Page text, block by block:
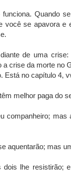
Quando
você se apavora e
de uma
crise da morte no
Está no capítulo 4,
melhor paga do
companheiro;
aquentarão; mas
lhe resistirão;